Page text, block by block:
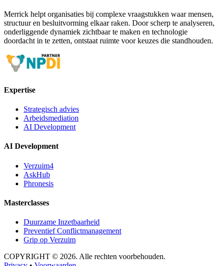
Merrick helpt organisaties bij complexe vraagstukken waar mensen,
structuur en besluitvorming elkaar raken. Door scherp te analyseren,
onderliggende dynamiek zichtbaar te maken en technologie
doordacht in te zetten, ontstaat ruimte voor keuzes die standhouden.
Expertise
Strategisch advies
Arbeidsmediation
AI Development
AI Development
Verzuim4
AskHub
Phronesis
Masterclasses
Duurzame Inzetbaarheid
Preventief Conflictmanagement
Grip op Verzuim
COPYRIGHT © 2026. Alle rechten voorbehouden.